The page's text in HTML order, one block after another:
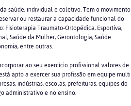
saúde, individual e coletivo. Tem o movimento
ou restaurar a capacidade funcional do
Fisioterapia Traumato-Ortopédica, Esportiva,
Saúde da Mulher, Gerontologia, Saúde
entre outras.
ao seu exercício profissional valores de
apto a exercer sua profissão em equipe multi
indústrias, escolas, prefeituras, equipes do
administrativo e no ensino.